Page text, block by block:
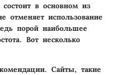
в основном из
отменяет использование
порой наибольшее
Вот несколько
Сайты, такие